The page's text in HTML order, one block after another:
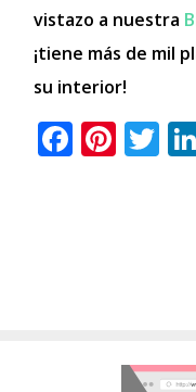
vistazo a nuestra
¡tiene más de mil
su interior!